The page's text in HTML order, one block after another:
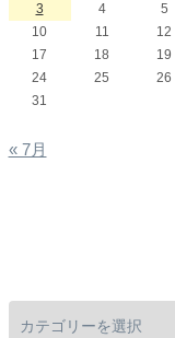
3
4 5
10
11 12
17
18 19
24
25 26
31
« 7月